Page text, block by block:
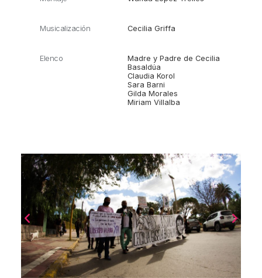
Musicalización Cecilia Griffa
Elenco
Madre y Padre de Cecilia
Basaldúa
Claudia Korol
Sara Barni
Gilda Morales
Miriam Villalba